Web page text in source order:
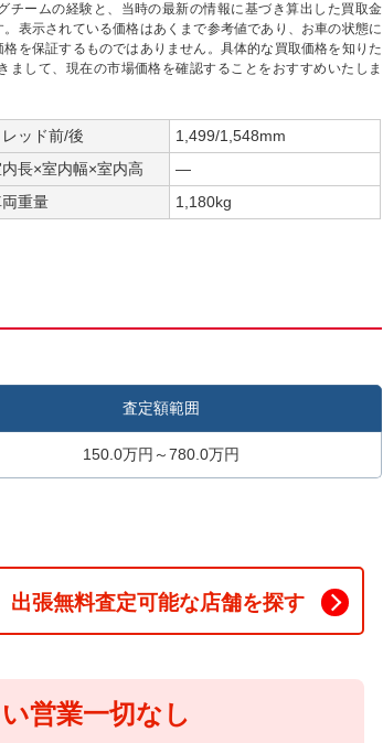
チームの経験と、当時の最新の情報に基づき算出した買取金
表示されている価格はあくまで参考値であり、お車の状態に
を保証するものではありません。具体的な買取価格を知りた
まして、現在の市場価格を確認することをおすすめいたしま
レッド前/後
1,499/1,548mm
長×室内幅×室内高
―
重量
1,180kg
査定額範囲
150.0万円～780.0万円
出張無料査定可能な店舗を探す
営業一切なし